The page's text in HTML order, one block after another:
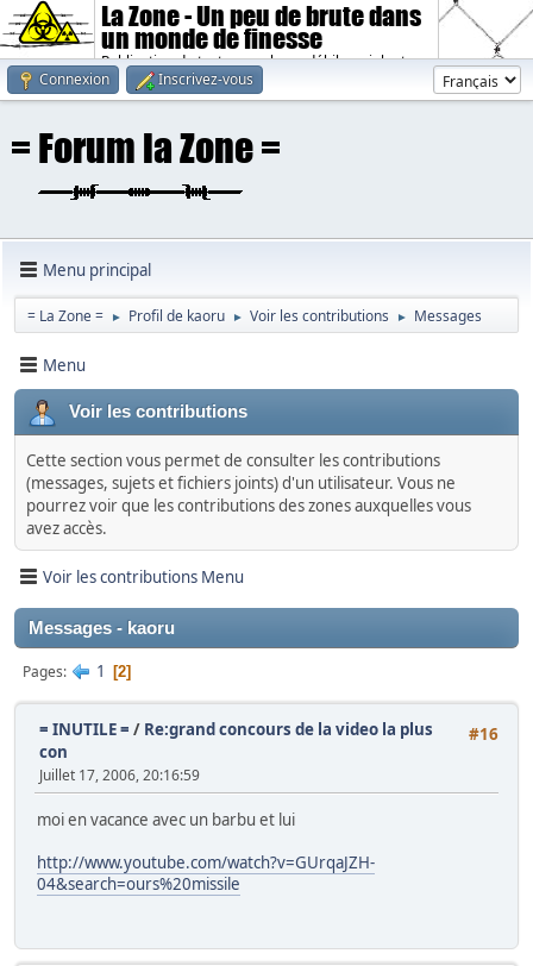
La Zone - Un peu de brute dans
un monde de finesse
Publication de textes sombres, débiles, violents.
Connexion
Inscrivez-vous
Menu principal
= La Zone = ► Profil de kaoru ► Voir les contributions ► Messages
Menu
Voir les contributions
Cette section vous permet de consulter les contributions
(messages, sujets et fichiers joints) d'un utilisateur. Vous ne
pourrez voir que les contributions des zones auxquelles vous
avez accès.
Voir les contributions Menu
Messages - kaoru
Pages 1 2
#16
= INUTILE = / Re:grand concours de la video la plus
con
Juillet 17, 2006, 20:16:59
moi en vacance avec un barbu et lui
http://www.youtube.com/watch?v=GUrqaJZH-
04&search=ours%20missile